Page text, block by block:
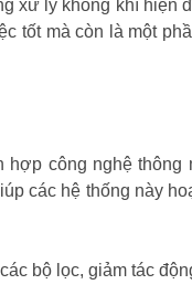
xử lý không khí hiện
tốt mà còn là một
công nghệ thông
các hệ thống này
bộ lọc, giảm tác